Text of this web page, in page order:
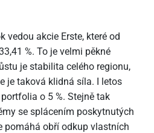
vedou akcie Erste, které od
%. To je velmi pěkné
je stabilita celého regionu,
je taková klidná síla. I letos
o 5 %. Stejně tak
se splácením poskytnutých
pomáhá obří odkup vlastních